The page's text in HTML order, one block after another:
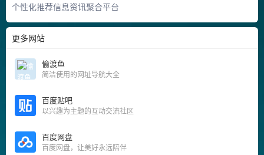
个性化推荐信息资讯聚合平台
更多网站
偷渡鱼
简洁使用的网址导航大全
百度贴吧
以兴趣为主题的互动交流社区
百度网盘
百度网盘，让美好永远陪伴